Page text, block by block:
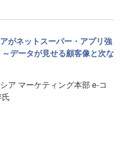
がネットスーパー・アプリ強
データが見せる顧客像と次な
ア マーケティング本部 e-コ